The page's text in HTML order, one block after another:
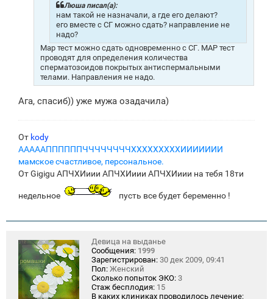
Люша писал(а):
нам такой не назначали, а где его делают?
его вместе с СГ можно сдать? направление не
надо?
Мар тест можно сдать одновременно с СГ. МАР тест
проводят для определения количества
сперматозоидов покрытых антиспермальными
телами. Направления не надо.
Ага, спасиб)) уже мужа озадачила)
От kody
АААААППППППЧЧЧЧЧЧЧЧХХХХХХХХХИИИИИИИ
мамское счастливое, персональное.
От Gigigu АПЧХИиии АПЧХИиии АПЧХИиии на тебя 18ти
недельное пусть все будет беременно !
Девица на выданье
Сообщения: 1999
Зарегистрирован: 30 дек 2009, 09:41
Пол: Женский
Сколько попыток ЭКО: 3
Стаж бесплодия: 15
В каких клиниках проводилось лечение: